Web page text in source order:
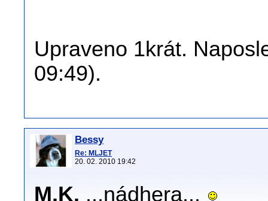
Upraveno 1krát.
09:49).
Bessy
Re: MLJET
20. 02. 2010 19:42
M.K. ...nádhera...